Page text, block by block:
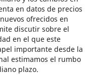
en datos de precios
ofrecidos en
discutir sobre el
en el que este
importante desde la
estimamos el rumbo
plazo.